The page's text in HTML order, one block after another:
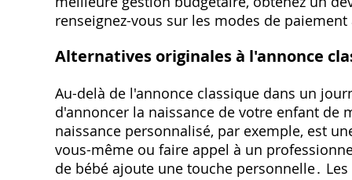
renseignez-vous sur les modes de
Alternatives originales à l'annonce
Au-delà de l'annonce classique dans un
d'annoncer la naissance de votre enfant de
naissance personnalisé, par exemple, est
vous-même ou faire appel à un
de bébé ajoute une touche personnelle․